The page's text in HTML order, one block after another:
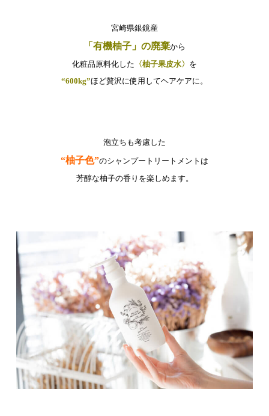
宮崎県銀鏡産
「有機柚子」の廃棄から
化粧品原料化した 〈柚子果皮水〉 を
“600kg”ほど贅沢に使用してヘアケアに。
泡立ちも考慮した
“柚子色”のシャンプートリートメントは
芳醇な柚子の香りを楽しめます。